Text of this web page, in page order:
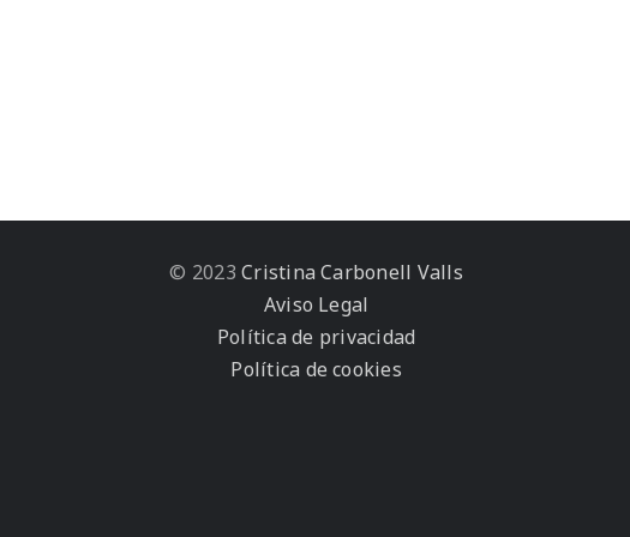
© 2023 Cristina Carbonell Valls
Aviso Legal
Política de privacidad
Política de cookies